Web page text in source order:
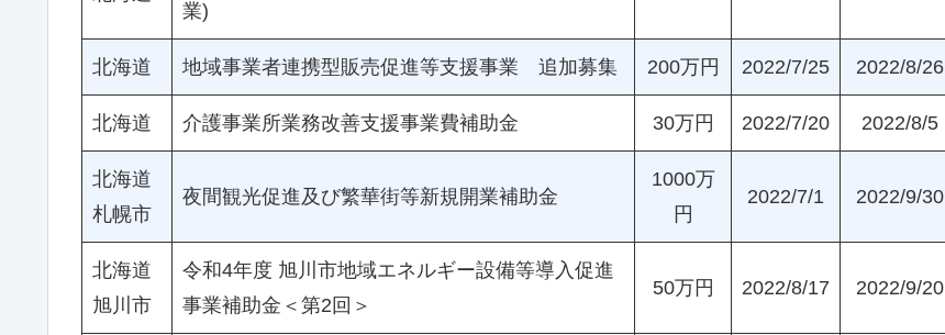
業)
北海道 地域事業者連携型販売促進等支援事業 追加募集 200万円 2022/7/25 2022/8/26
北海道 介護事業所業務改善支援事業費補助金 30万円 2022/7/20 2022/8/5
北海道
札幌市
夜間観光促進及び繁華街等新規開業補助金
1000万
円
2022/7/1 2022/9/30
北海道
旭川市
令和4年度 旭川市地域エネルギー設備等導入促進
事業補助金＜第2回＞
50万円 2022/8/17 2022/9/20